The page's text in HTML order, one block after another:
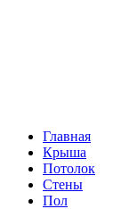
Главная
Крыша
Потолок
Стены
Пол